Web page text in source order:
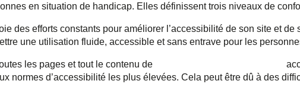
en situation de handicap. Elles définissent trois niveaux de
des efforts constants pour améliorer l’accessibilité de son site et
une utilisation fluide, accessible et sans entrave pour les
les pages et tout le contenu de
normes d’accessibilité les plus élevées. Cela peut être dû à des